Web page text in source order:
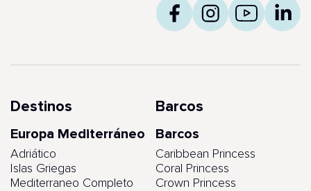
Destinos
Europa Mediterráneo
Adriático
Islas Griegas
Mediterraneo Completo
Barcos
Barcos
Caribbean Princess
Coral Princess
Crown Princess